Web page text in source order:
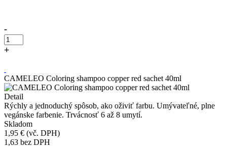
-
+
CAMELEO Coloring shampoo copper red sachet 40ml
Detail
Rýchly a jednoduchý spôsob, ako oživiť farbu. Umývateľné, plne
vegánske farbenie. Trvácnosť 6 až 8 umytí.
Skladom
1,95 € (vč. DPH)
1,63 bez DPH